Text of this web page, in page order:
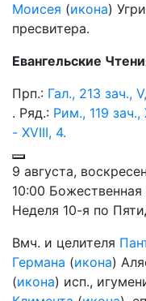
Моисея (икона)
пресвитера.
Евангельские
Прп.: Гал., 213 зач.,
. Ряд.: Рим., 119 зач.,
- XVIII, 4.
9 августа,
10:00 Божественная
Неделя 10-я по
Вмч. и целителя
Германа (икона)
(икона) исп.,